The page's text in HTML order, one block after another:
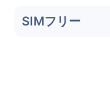
SIMフリー